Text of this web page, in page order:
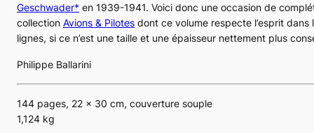
Geschwader* en 1939-1941. Voici donc une occasion de
collection Avions & Pilotes dont ce volume respecte l’esprit dans
lignes, si ce n’est une taille et une épaisseur nettement plus
Philippe Ballarini
144 pages, 22 x 30 cm, couverture souple
1,124 kg